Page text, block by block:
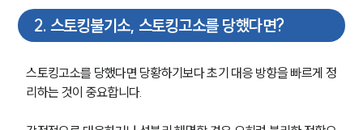
2. 스토킹불기소, 스토킹고소를 당했다면?
스토킹고소를 당했다면 당황하기보다 초기 대응 방향을 빠르게 정
리하는 것이 중요합니다.